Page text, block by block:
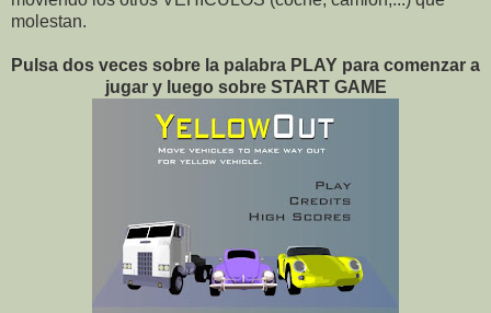
molestan.
Pulsa dos veces sobre la palabra PLAY para comenzar a
jugar y luego sobre START GAME